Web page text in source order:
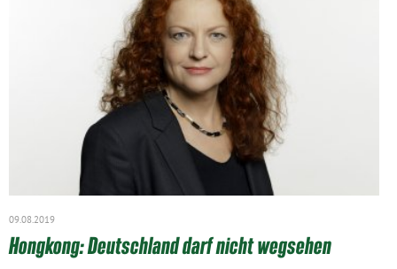
09.08.2019
Hongkong: Deutschland darf nicht wegsehen